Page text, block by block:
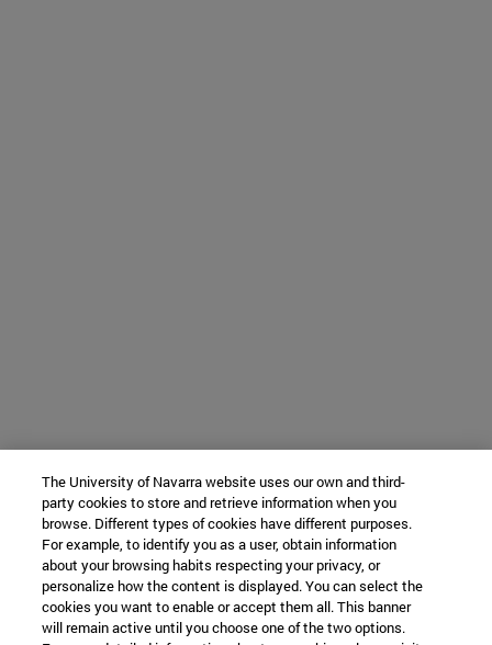
The University of Navarra website uses our own and third-
party cookies to store and retrieve information when you
browse. Different types of cookies have different purposes.
For example, to identify you as a user, obtain information
about your browsing habits respecting your privacy, or
personalize how the content is displayed. You can select the
cookies you want to enable or accept them all. This banner
will remain active until you choose one of the two options.